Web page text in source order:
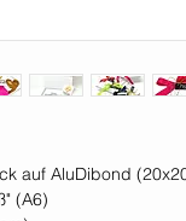
auf AluDibond
(A6)